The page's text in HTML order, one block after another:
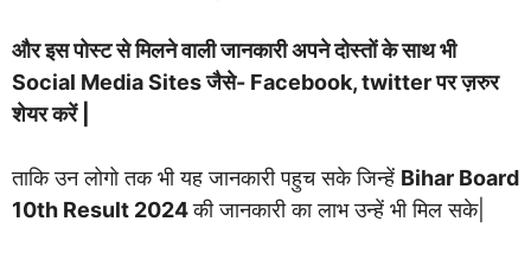
और इस पोस्ट से मिलने वाली जानकारी अपने दोस्तों के साथ भी
Social Media Sites जैसे- Facebook, twitter पर ज़रुर
शेयर करें |
ताकि उन लोगो तक भी यह जानकारी पहुच सके जिन्हें Bihar Board
10th Result 2024की जानकारी का लाभ उन्हें भी मिल सके|